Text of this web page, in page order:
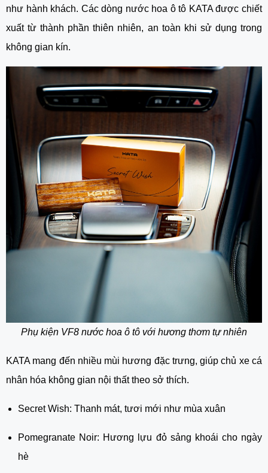
như hành khách. Các dòng nước hoa ô tô KATA được chiết
xuất từ thành phần thiên nhiên, an toàn khi sử dụng trong
không gian kín.
Phụ kiện VF8 nước hoa ô tô với hương thơm tự nhiên
KATA mang đến nhiều mùi hương đặc trưng, giúp chủ xe cá
nhân hóa không gian nội thất theo sở thích.
Secret Wish: Thanh mát, tươi mới như mùa xuân
Pomegranate Noir: Hương lựu đỏ sảng khoái cho ngày
hè